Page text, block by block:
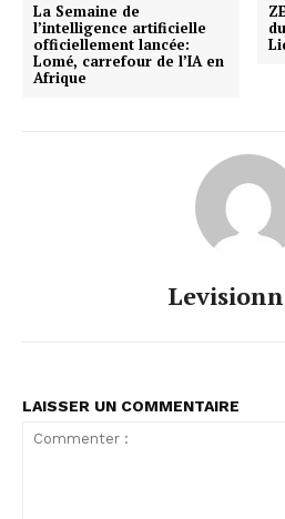
La Semaine de
l’intelligence artificielle
officiellement lancée:
Lomé, carrefour de l’IA en
Afrique
LAISSER UN COMMENTAIRE